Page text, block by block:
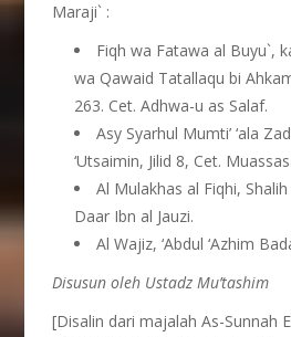
Maraji` :
Fiqh wa Fatawa al Buyu`,
wa Qawaid Tatallaqu bi
263. Cet. Adhwa-u as Salaf.
Asy Syarhul Mumti’ ‘ala
‘Utsaimin, Jilid 8, Cet.
Al Mulakhas al Fiqhi,
Daar Ibn al Jauzi.
Al Wajiz, ‘Abdul ‘Azhim
Disusun oleh Ustadz Mu’tashim
[Disalin dari majalah As-Sunnah